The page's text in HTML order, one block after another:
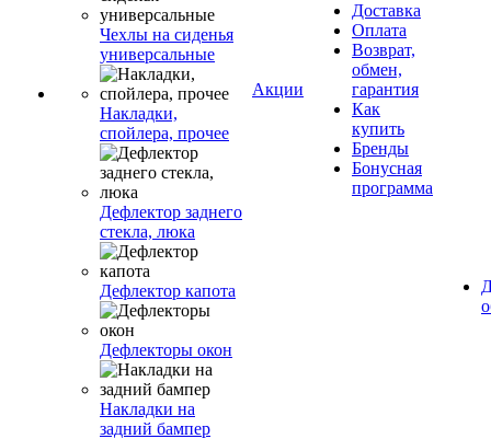
Чехлы на сиденья
универсальные
Накладки,
спойлера, прочее
Дефлектор заднего
стекла, люка
Дефлектор капота
Дефлекторы окон
Накладки на
задний бампер
Акции
Доставка
Оплата
Возврат,
обмен,
гарантия
Как
купить
Бренды
Бонусная
программа